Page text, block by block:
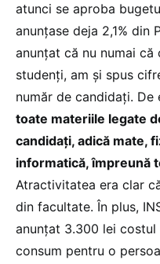
atunci se aproba
anunțase deja 2,1% din
anunțat că nu numai
studenți, am și spus
număr de candidați. De
toate materiile legate
candidați, adică mate,
informatică, împreună
Atractivitatea era clar
din facultate. În plus,
anunțat 3.300 lei
consum pentru o